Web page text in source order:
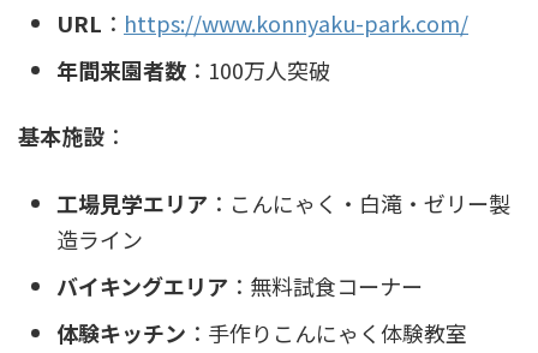
URL ： https://www.konnyaku-park.com/
年間来園者数 ：100万人突破
基本施設 ：
工場見学エリア ：こんにゃく・白滝・ゼリー製
造ライン
バイキングエリア ：無料試食コーナー
体験キッチン ：手作りこんにゃく体験教室